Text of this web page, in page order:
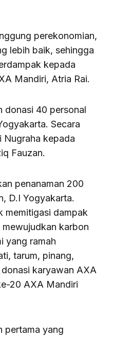
perekonomian,
lebih baik, sehingga
kepada
Mandiri, Atria Rai.
donasi 40 personal
Secara
Nugraha kepada
Fauzan.
penanaman 200
D.I Yogyakarta.
memitigasi dampak
karbon
yang ramah
tarum, pinang,
karyawan AXA
20 AXA Mandiri
pertama yang